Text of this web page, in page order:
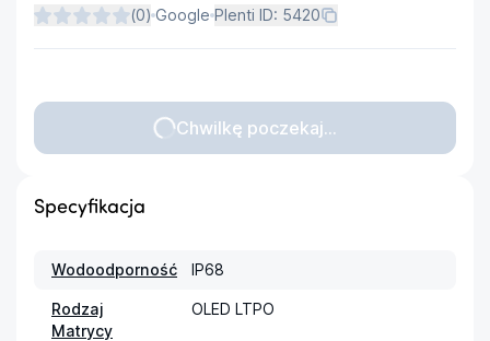
(0) Google Plenti ID: 5420
Chwilkę poczekaj...
Specyfikacja
Wodoodporność IP68
Rodzaj
Matrycy
OLED LTPO